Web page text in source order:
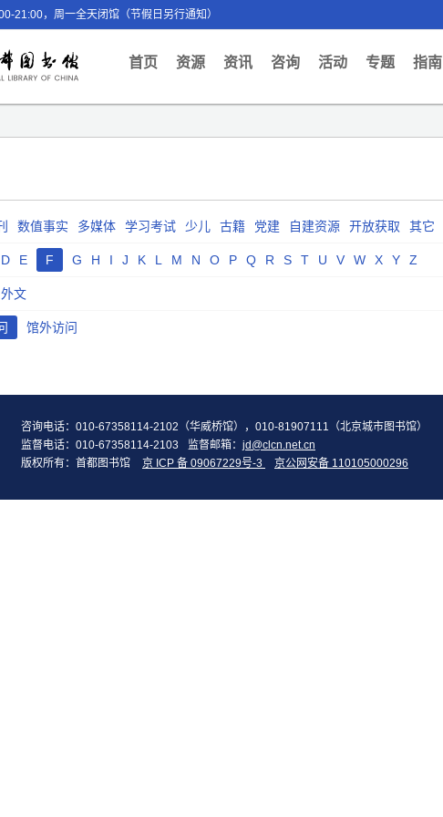
21:00，周一全天闭馆（节假日另行通知）
首页(current)
资源 资讯 咨询 活动 专题 指南
数值事实 多媒体 学习考试 少儿 古籍 党建 自建资源 开放获取 其它
D E F G H I J K L M N O P Q R S T U V W X Y Z
外文
馆外访问
咨询电话：010-67358114-2102（华威桥馆），010-81907111（北京城市图书馆）
监督电话：010-67358114-2103
监督邮箱： jd@clcn.net.cn
版权所有：首都图书馆
京 ICP 备 09067229号-3 京公网安备 110105000296